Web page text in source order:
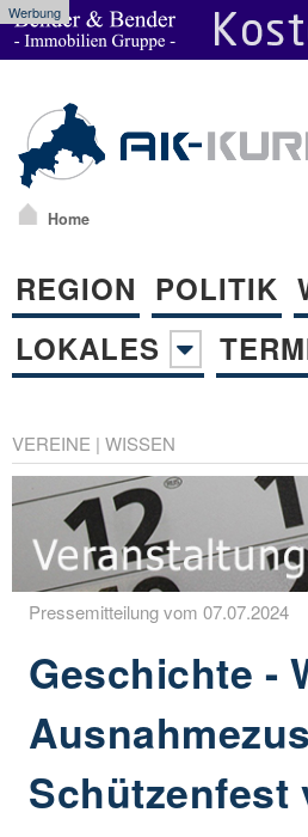
Werbung
Home
REGION POLITIK
LOKALES
VEREINE | WISSEN
Pressemitteilung vom
Geschichte -
Schützenfest